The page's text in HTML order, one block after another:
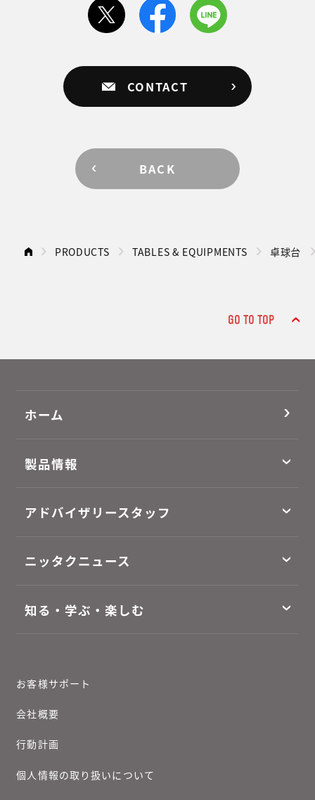
CONTACT
BACK
PRODUCTS TABLES & EQUIPMENTS 卓球台
GO TO TOP
ホーム
製品情報
アドバイザリースタッフ
ニッタクニュース
知る・学ぶ・楽しむ
お客様サポート
会社概要
行動計画
個人情報の取り扱いについて